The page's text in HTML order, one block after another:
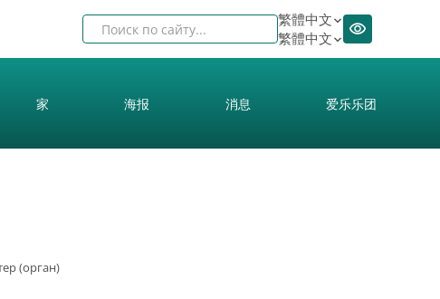
繁體中文
繁體中文
家 海报 消息 爱乐乐团
(орган)